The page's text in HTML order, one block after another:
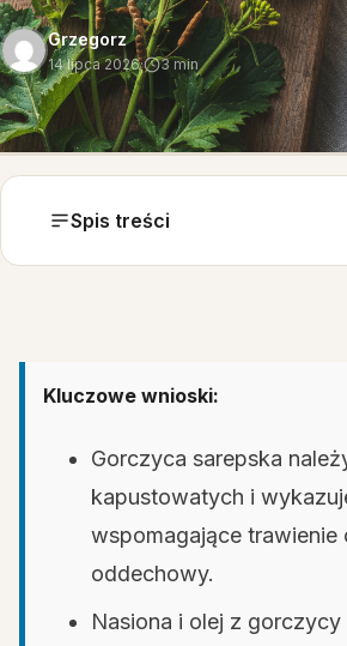
Grzegorz
14 lipca 2026· 3 min
Spis treści
Kluczowe wnioski:
Gorczyca sarepska
kapustowatych i
wspomagające trawienie
oddechowy.
Nasiona i olej z